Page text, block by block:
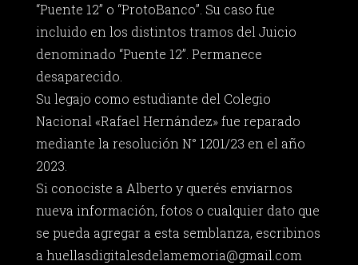
“Puente 12” o “ProtoBanco”. Su caso fue
incluido en los distintos tramos del Juicio
denominado “Puente 12”. Permanece
desaparecido.
Su legajo como estudiante del Colegio
Nacional «Rafael Hernández» fue reparado
mediante la resolución N° 1201/23 en el año
2023.
Si conociste a Alberto y querés enviarnos
nueva información, fotos o cualquier dato que
se pueda agregar a esta semblanza, escribinos
a huellasdigitalesdelamemoria@gmail.com